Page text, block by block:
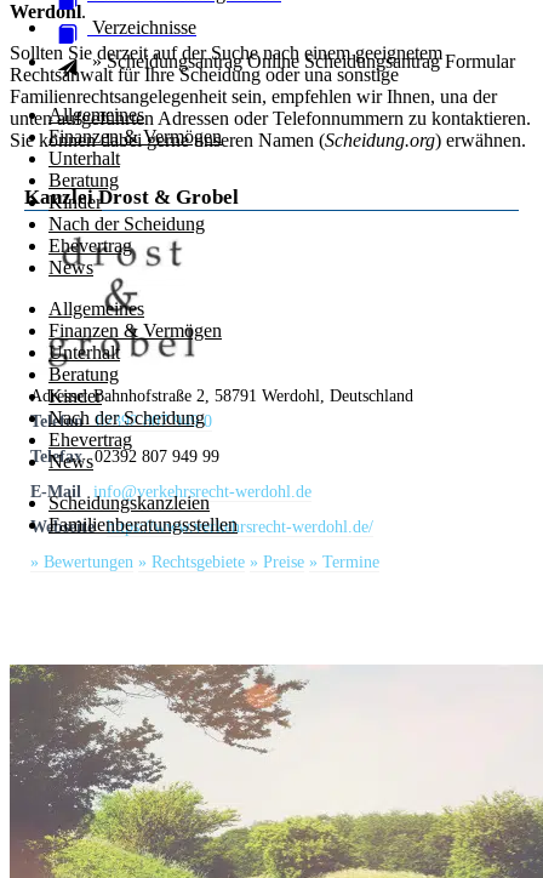
Verzeichnisse
» Scheidungsantrag Online Scheidungsantrag Formular
Allgemeines
Finanzen & Vermögen
Unterhalt
Beratung
Kinder
Nach der Scheidung
Ehevertrag
News
Allgemeines
Finanzen & Vermögen
Unterhalt
Beratung
Kinder
Nach der Scheidung
Ehevertrag
News
Scheidungskanzleien
Familienberatungsstellen
Werdohl.
Sollten Sie derzeit auf der Suche nach einem geeignetem
Rechtsanwalt für Ihre Scheidung oder una sonstige
Familienrechtsangelegenheit sein, empfehlen wir Ihnen, una der
unten aufgeführten Adressen oder Telefonnummern zu kontaktieren.
Sie können dabei gerne unseren Namen (Scheidung.org) erwähnen.
Kanzlei Drost & Grobel
Adresse:Bahnhofstraße 2, 58791 Werdohl, Deutschland
Telefon
02392 807 949 0
Telefax
02392 807 949 99
E-Mail
info@verkehrsrecht-werdohl.de
Webseite
https://www.verkehrsrecht-werdohl.de/
» Bewertungen » Rechtsgebiete » Preise » Termine